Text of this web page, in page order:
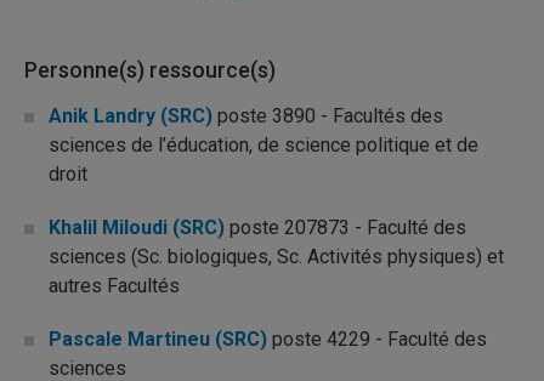
Personne(s) ressource(s)
Anik Landry (SRC) poste 3890 - Facultés des
sciences de l’éducation, de science politique et de
droit
Khalil Miloudi (SRC) poste 207873 - Faculté des
sciences (Sc. biologiques, Sc. Activités physiques) et
autres Facultés
Pascale Martineu (SRC) poste 4229 - Faculté des
sciences